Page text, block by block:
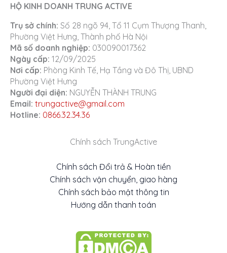
HỘ KINH DOANH TRUNG ACTIVE
Trụ sở chính: Số 28 ngõ 94, Tổ 11 Cụm Thượng Thanh,
Phường Việt Hưng, Thành phố Hà Nội
Mã số doanh nghiệp: 030090017362
Ngày cấp: 12/09/2025
Nơi cấp: Phòng Kinh Tế, Hạ Tầng và Đô Thị, UBND
Phường Việt Hưng
Người đại diện: NGUYỄN THÀNH TRUNG
Email: trungactive@gmail.com
Hotline: 0866.32.34.36
Chính sách TrungActive
Chính sách Đổi trả & Hoàn tiền
Chính sách vận chuyển, giao hàng
Chính sách bảo mật thông tin
Hướng dẫn thanh toán